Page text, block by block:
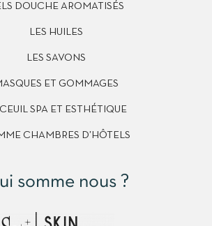
DOUCHE AROMATISÉS
LES HUILES
LES SAVONS
ET GOMMAGES
SPA ET ESTHÉTIQUE
CHAMBRES D’HÔTELS
somme nous ?